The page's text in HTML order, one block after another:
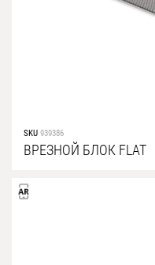
SKU 939386
ВРЕЗНОЙ БЛОК FLAT